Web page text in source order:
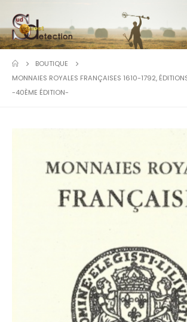
BOUTIQUE
MONNAIES ROYALES FRANÇAISES 1610-1792,
-40ÈME ÉDITION-